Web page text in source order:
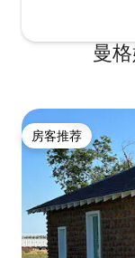
曼
房客推荐
房客推荐